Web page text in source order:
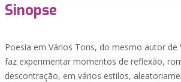
Sinopse
Poesia em Vários Tons, do mesmo autor de
faz experimentar momentos de reflexão,
descontração, em vários estilos,